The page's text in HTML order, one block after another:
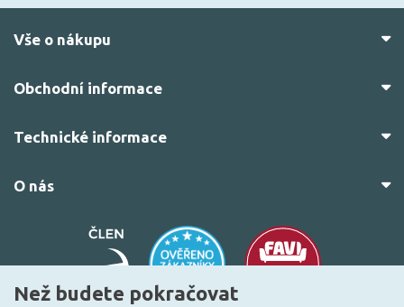
Vše o nákupu
Obchodní informace
Technické informace
O nás
Než budete pokračovat